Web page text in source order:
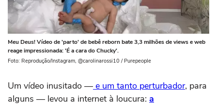
Meu Deus! Vídeo de 'parto' de bebê reborn bate 3,3 milhões de views e web
reage impressionada: 'É a cara do Chucky'.
Foto: Reprodução/Instagram, @carolinarossi10 / Purepeople
Um vídeo inusitado — e um tanto perturbador, para
alguns — levou a internet à loucura: a